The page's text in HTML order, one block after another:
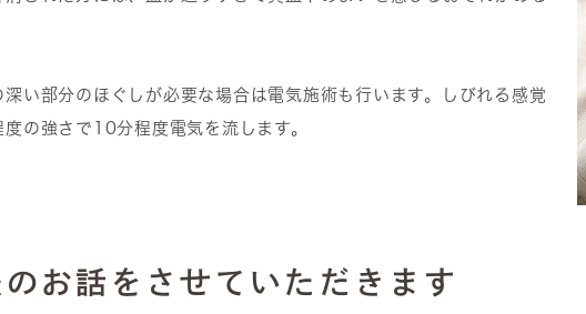
い部分のほぐしが必要な場合は電気施術も行います。しびれる感覚
の強さで10分程度電気を流します。
お話をさせていただきます